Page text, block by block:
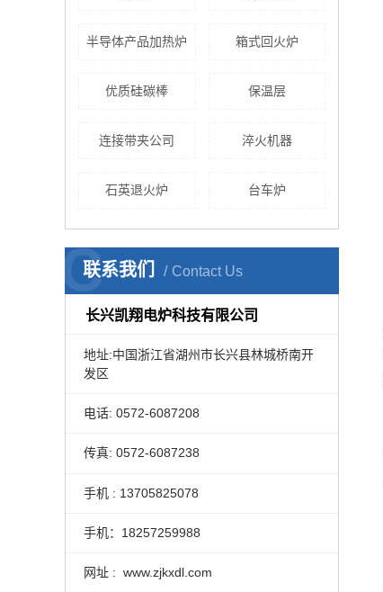
半导体产品加热炉 箱式回火炉
优质硅碳棒 保温层
连接带夹公司 淬火机器
石英退火炉 台车炉
联系我们 Contact Us
C
长兴凯翔电炉科技有限公司
地址:中国浙江省湖州市长兴县林城桥南开
发区
电话: 0572-6087208
传真: 0572-6087238
手机 : 13705825078
手机：18257259988
网址 : www.zjkxdl.com